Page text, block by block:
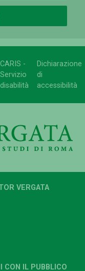
CARIS -
Servizio
disabilità
Dichiarazione
di
accessibilità
VERGATA
CON IL PUBBLICO